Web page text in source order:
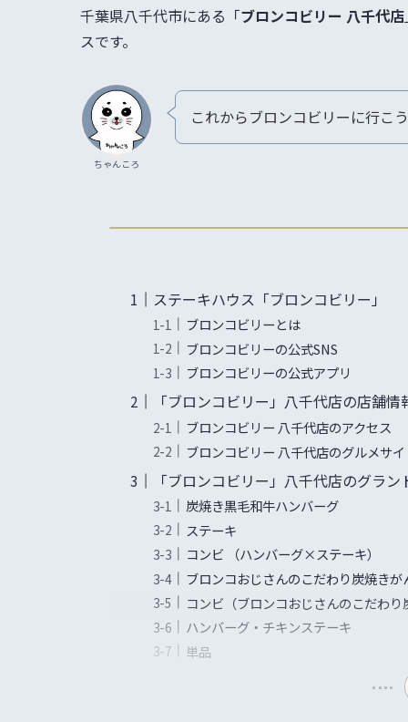
千葉県八千代市にある「ブロンコビリー 八千代店
スです。
ちゃんころ
これからブロンコビリーに行こ
ステーキハウス「ブロンコビリー」
ブロンコビリーとは
ブロンコビリーの公式SNS
ブロンコビリーの公式アプリ
「ブロンコビリー」八千代店の店舗情
ブロンコビリー 八千代店のアクセス
ブロンコビリー 八千代店のグルメサ
「ブロンコビリー」八千代店のグラ
炭焼き黒毛和牛ハンバーグ
ステーキ
コンビ （ハンバーグ×ステーキ）
ブロンコおじさんのこだわり炭焼き
コンビ（ブロンコおじさんのこだわ
ハンバーグ・チキンステーキ
単品